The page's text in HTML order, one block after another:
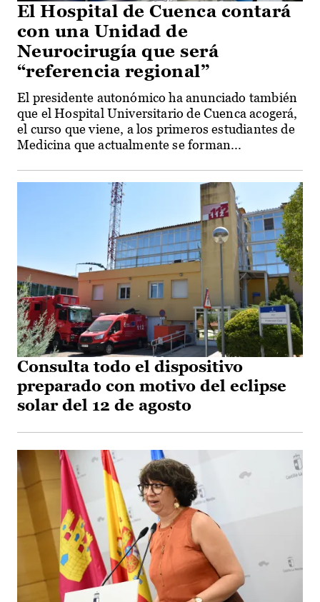
El Hospital de Cuenca contará
con una Unidad de
Neurocirugía que será
“referencia regional”
El presidente autonómico ha anunciado también
que el Hospital Universitario de Cuenca acogerá,
el curso que viene, a los primeros estudiantes de
Medicina que actualmente se forman...
Consulta todo el dispositivo
preparado con motivo del eclipse
solar del 12 de agosto